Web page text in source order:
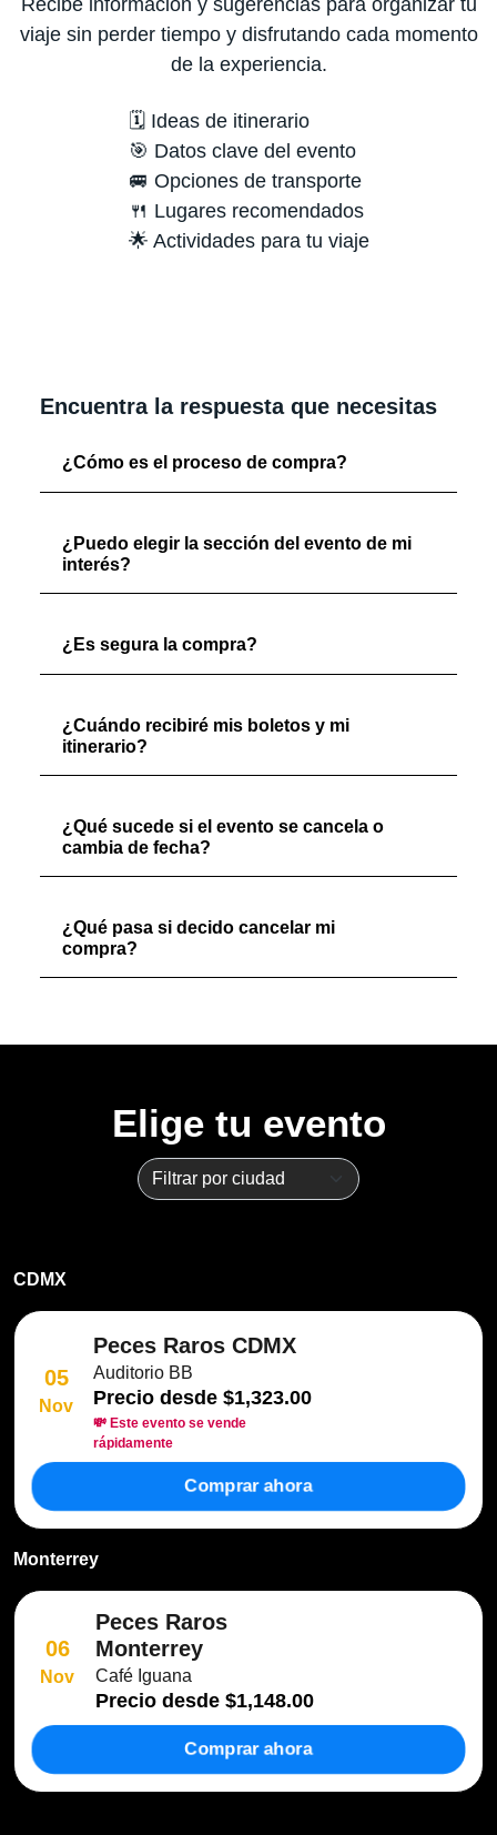
viaje sin perder tiempo y disfrutando cada momento
de la experiencia.
🗓️ Ideas de itinerario
🎯 Datos clave del evento
🚐 Opciones de transporte
🍴 Lugares recomendados
🌟 Actividades para tu viaje
Encuentra la respuesta que necesitas
¿Cómo es el proceso de compra?
¿Puedo elegir la sección del evento de mi
interés?
¿Es segura la compra?
¿Cuándo recibiré mis boletos y mi
itinerario?
¿Qué sucede si el evento se cancela o
cambia de fecha?
¿Qué pasa si decido cancelar mi
compra?
Elige tu evento
CDMX
05
Nov
Peces Raros CDMX
Auditorio BB
Precio desde $1,323.00
💸 Este evento se vende
rápidamente
Comprar ahora
Monterrey
06
Nov
Peces Raros
Monterrey
Café Iguana
Precio desde$1,148.00
Comprar ahora